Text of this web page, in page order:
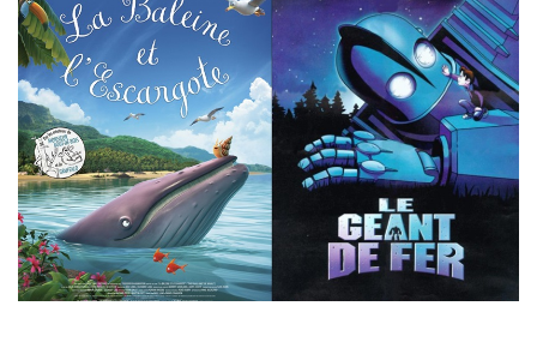
Lectures + projection dès 3 ans
Dimanche 16 février
9 h 30
au cinéma Première d’Arpajon
En savoir plus